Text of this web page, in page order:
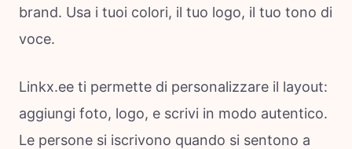
brand. Usa i tuoi colori, il tuo logo, il tuo tono di
voce.
Linkx.ee ti permette di personalizzare il layout:
aggiungi foto, logo, e scrivi in modo autentico.
Le persone si iscrivono quando si sentono a